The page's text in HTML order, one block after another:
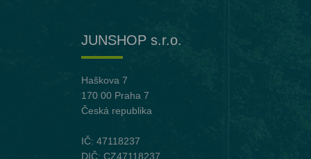
JUNSHOP s.r.o.
Haškova 7
170 00 Praha 7
Česká republika
IČ: 47118237
DIČ: CZ47118237